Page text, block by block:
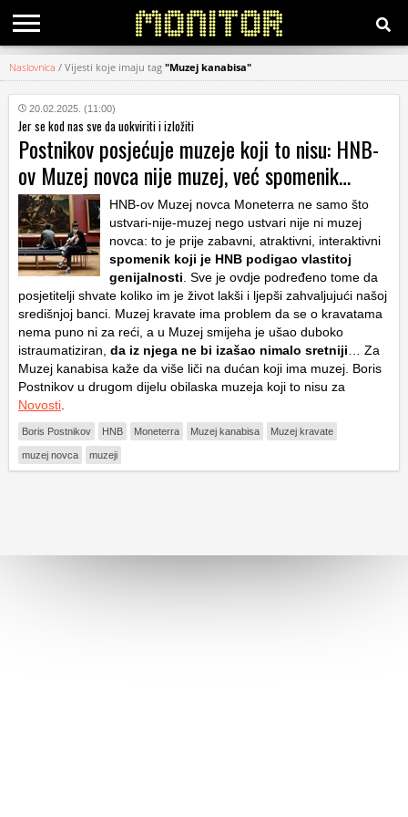
KATEGORIJE
HRVATSKI
WEB
Naslovnica / Vijesti koje imaju tag "Muzej kanabisa"
20.02.2025. (11:00)
Jer se kod nas sve da uokviriti i izložiti
Postnikov posjećuje muzeje koji to nisu: HNB-
ov Muzej novca nije muzej, već spomenik…
HNB-ov Muzej novca Moneterra ne samo što
ustvari-nije-muzej nego ustvari nije ni muzej
novca: to je prije zabavni, atraktivni, interaktivni
spomenik koji je HNB podigao vlastitoj
genijalnosti . Sve je ovdje podređeno tome da
posjetitelji shvate koliko im je život lakši i ljepši zahvaljujući našoj
središnjoj banci. Muzej kravate ima problem da se o kravatama
nema puno ni za reći, a u Muzej smijeha je ušao duboko
istraumatiziran, da iz njega ne bi izašao nimalo sretniji … Za
Muzej kanabisa kaže da više liči na dućan koji ima muzej. Boris
Postnikov u drugom dijelu obilaska muzeja koji to nisu za
Novosti
Boris Postnikov HNB Moneterra Muzej kanabisa Muzej kravate
muzej novca muzeji